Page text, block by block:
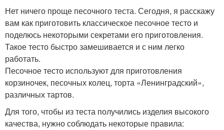
Нет ничего проще песочного теста. Сегодня, я расскажу
вам как приготовить классическое песочное тесто и
поделюсь некоторыми секретами его приготовления.
Такое тесто быстро замешивается и с ним легко
работать.
Песочное тесто используют для приготовления
корзиночек, песочных колец, торта «Ленинградский»,
различных тартов.
Для того, чтобы из теста получились изделия высокого
качества, нужно соблюдать некоторые правила: